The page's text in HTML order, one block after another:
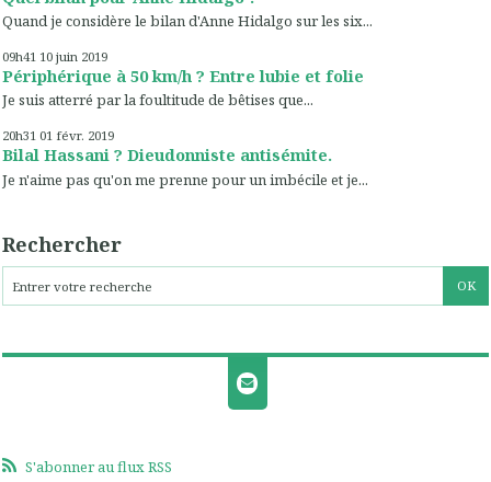
Quand je considère le bilan d'Anne Hidalgo sur les six...
09h41 10 juin 2019
Périphérique à 50 km/h ? Entre lubie et folie
Je suis atterré par la foultitude de bêtises que...
20h31 01 févr. 2019
Bilal Hassani ? Dieudonniste antisémite.
Je n'aime pas qu'on me prenne pour un imbécile et je...
Rechercher
S'abonner au flux RSS